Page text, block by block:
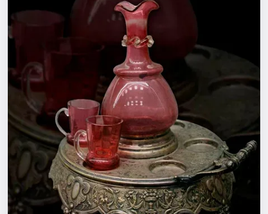
Спорт
События
Города
Площадки
Артисты
Рейтинги